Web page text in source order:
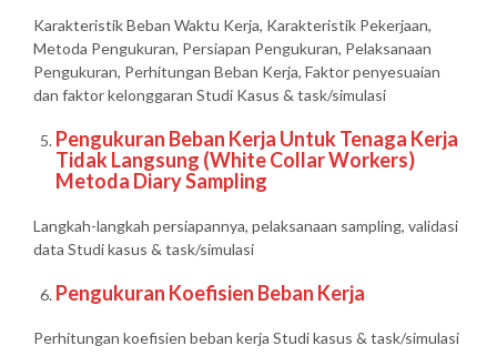
Karakteristik Beban Waktu Kerja, Karakteristik Pekerjaan,
Metoda Pengukuran, Persiapan Pengukuran, Pelaksanaan
Pengukuran, Perhitungan Beban Kerja, Faktor penyesuaian
dan faktor kelonggaran Studi Kasus & task/simulasi
Pengukuran Beban Kerja Untuk Tenaga Kerja
Tidak Langsung (White Collar Workers)
Metoda Diary Sampling
Langkah-langkah persiapannya, pelaksanaan sampling, validasi
data Studi kasus & task/simulasi
Pengukuran Koefisien Beban Kerja
Perhitungan koefisien beban kerja Studi kasus & task/simulasi